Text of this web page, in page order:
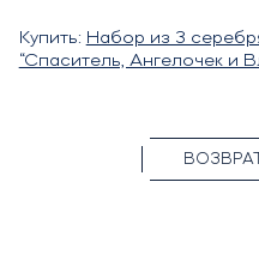
Купить: Набор из 3
“Спаситель, Ангелочек и